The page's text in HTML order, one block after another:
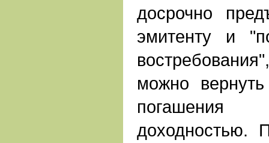
досрочно
эмитенту и
можно
доходностью.